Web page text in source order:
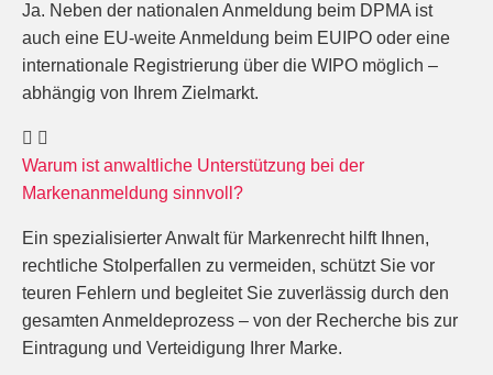
Ja. Neben der nationalen Anmeldung beim DPMA ist
auch eine EU-weite Anmeldung beim EUIPO oder eine
internationale Registrierung über die WIPO möglich –
abhängig von Ihrem Zielmarkt.
Warum ist anwaltliche Unterstützung bei der
Markenanmeldung sinnvoll?
Ein spezialisierter Anwalt für Markenrecht hilft Ihnen,
rechtliche Stolperfallen zu vermeiden, schützt Sie vor
teuren Fehlern und begleitet Sie zuverlässig durch den
gesamten Anmeldeprozess – von der Recherche bis zur
Eintragung und Verteidigung Ihrer Marke.